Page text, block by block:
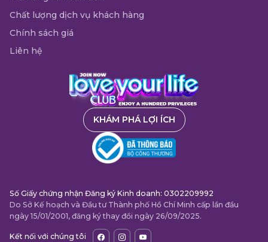
Chất lượng dịch vụ khách hàng
Chính sách giá
Liên hệ
KHÁM PHÁ LỢI ÍCH
Số Giấy chứng nhận Đăng ký Kinh doanh: 0302209992
Do Sở Kế hoạch và Đầu tư Thành phố Hồ Chí Minh cấp lần đầu
ngày 15/01/2001, đăng ký thay đổi ngày 26/09/2025.
Kết nối với chúng tôi